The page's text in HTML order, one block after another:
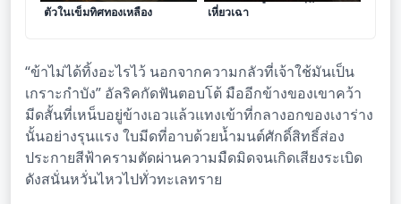
ตัวในเข็มทิศทองเหลือง
เหี่ยวเฉา
“ข้าไม่ได้ทิ้งอะไรไว้ นอกจากความกลัวที่เจ้าใช้มันเป็น
เกราะกำบัง” อัลริคกัดฟันตอบโต้ มืออีกข้างของเขาคว้า
มีดสั้นที่เหน็บอยู่ข้างเอวแล้วแทงเข้าที่กลางอกของเงาร่าง
นั้นอย่างรุนแรง ใบมีดที่อาบด้วยน้ำมนต์ศักดิ์สิทธิ์ส่อง
ประกายสีฟ้าครามตัดผ่านความมืดมิดจนเกิดเสียงระเบิด
ดังสนั่นหวั่นไหวไปทั่วทะเลทราย